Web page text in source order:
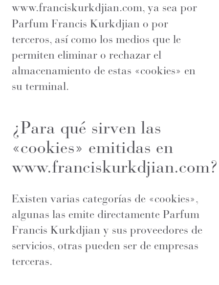
www.franciskurkdjian.com, ya sea por
Parfum Francis Kurkdjian o por
terceros, así como los medios que le
permiten eliminar o rechazar el
almacenamiento de estas «cookies» en
su terminal.
¿Para qué sirven las
«cookies» emitidas en
www.franciskurkdjian.com?
Existen varias categorías de «cookies»,
algunas las emite directamente Parfum
Francis Kurkdjian y sus proveedores de
servicios, otras pueden ser de empresas
terceras.